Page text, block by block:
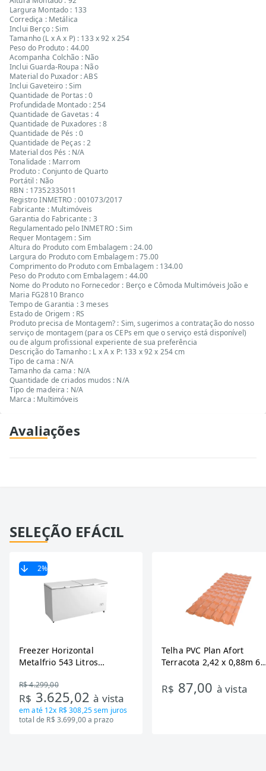
Largura Montado : 133
Corrediça : Metálica
Inclui Berço : Sim
Tamanho (L x A x P) : 133 x 92 x 254
Peso do Produto : 44.00
Acompanha Colchão : Não
Inclui Guarda-Roupa : Não
Material do Puxador : ABS
Inclui Gaveteiro : Sim
Quantidade de Portas : 0
Profundidade Montado : 254
Quantidade de Gavetas : 4
Quantidade de Puxadores : 8
Quantidade de Pés : 0
Quantidade de Peças : 2
Material dos Pés : N/A
Tonalidade : Marrom
Produto : Conjunto de Quarto
Portátil : Não
RBN : 17352335011
Registro INMETRO : 001073/2017
Fabricante : Multimóveis
Garantia do Fabricante : 3
Regulamentado pelo INMETRO : Sim
Requer Montagem : Sim
Altura do Produto com Embalagem : 24.00
Largura do Produto com Embalagem : 75.00
Comprimento do Produto com Embalagem : 134.00
Peso do Produto com Embalagem : 44.00
Nome do Produto no Fornecedor : Berço e Cômoda Multimóveis João e
Maria FG2810 Branco
Tempo de Garantia : 3 meses
Estado de Origem : RS
Produto precisa de Montagem? : Sim, sugerimos a contratação do nosso
serviço de montagem (para os CEPs em que o serviço está disponível)
ou de algum profissional experiente de sua preferência
Descrição do Tamanho : L x A x P: 133 x 92 x 254 cm
Tipo de cama : N/A
Tamanho da cama : N/A
Quantidade de criados mudos : N/A
Tipo de madeira : N/A
Marca : Multimóveis
Avaliações
SELEÇÃO EFÁCIL
2%
Freezer Horizontal
Metalfrio 543 Litros
Tecnologia Inverter, Branco,
Bivolt
R$ 4.299,00
R$ 3.625,02à vista
em até 12x R$ 308,25sem juros
total de R$ 3.699,00 a prazo
Telha PVC Plan Afort
Terracota 2,42 x 0,88m 6
R$ 87,00 à vista